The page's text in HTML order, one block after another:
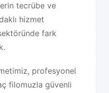
tecrübe ve
hizmet
fark
profesyonel
filomuzla güvenli